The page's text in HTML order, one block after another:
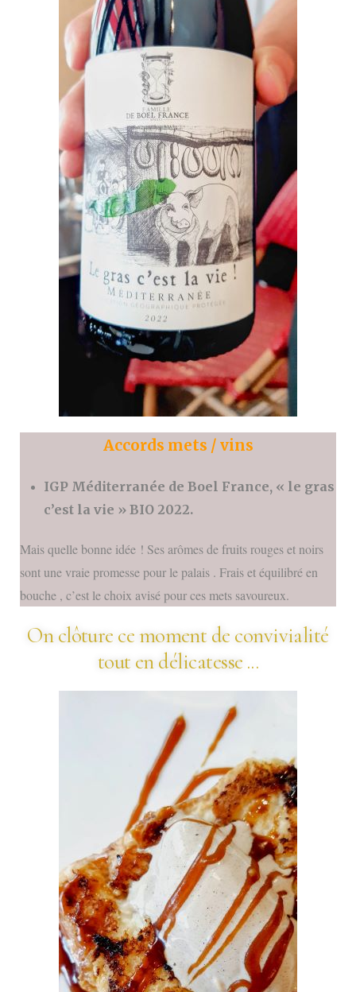
Accords mets / vins
IGP Méditerranée de Boel France, « le gras
c’est la vie » BIO 2022.
Mais quelle bonne idée ! Ses arômes de fruits rouges et noirs
sont une vraie promesse pour le palais . Frais et équilibré en
bouche , c’est le choix avisé pour ces mets savoureux.
On clôture ce moment de convivialité
tout en délicatesse ...